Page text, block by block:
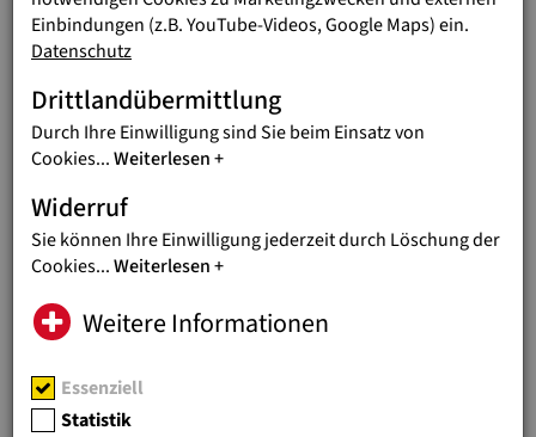
Afrika und Lateinamerika Einrichtungen, die Kindern und
Jugendlichen den Besuch einer Schule oder einer
qualitätsvolle Ausbildung ist ein wesentlicher Grundstein
dafür, der Armut zu entkommen - diese ist wie einst bei den
Schwabenkindern auch heute eine der Hauptursachen für
ALLES ÜBER DIE SCHWABENKINDER DAMALS
Einbindungen (z.B. YouTube-Videos, Google Maps) ein.
Datenschutz
Drittlandübermittlung
Durch Ihre Einwilligung sind Sie beim Einsatz von
Cookies...Weiterlesen
Widerruf
Sie können Ihre Einwilligung jederzeit durch Löschung der
Cookies...Weiterlesen
Weitere Informationen
Essenziell
Statistik